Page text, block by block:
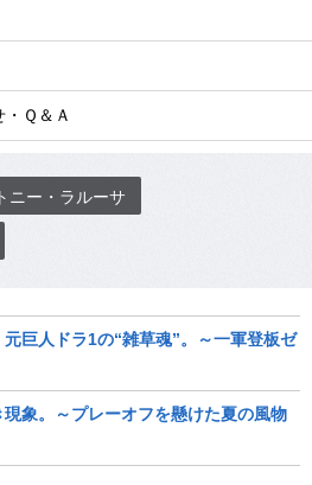
Ｑ＆Ａ
ニー・ラルーサ
巨人ドラ1の“雑草魂”。～一軍登板ゼ
象。～プレーオフを懸けた夏の風物